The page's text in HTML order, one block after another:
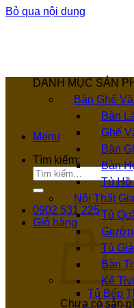
Bỏ qua nội dung
Menu
Tìm kiếm:
0902 531 225
Giỏ hàng
Chưa có sản
DANH MỤC SẢN
Bàn Ghế
Bàn
Ghế
Bàn
Bàn
Tủ Hồ
Nội Thất
Tủ
Tủ
Bàn
Kệ
Tủ Bếp